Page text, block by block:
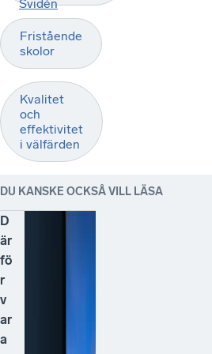
Fristående
skolor
Kvalitet
och
effektivitet
i välfärden
Svidén
DU KANSKE OCKSÅ VILL LÄSA
D
är
fö
r
v
ar
a